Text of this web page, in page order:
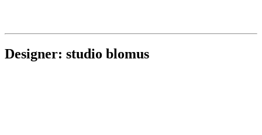
Designer: studio blomus